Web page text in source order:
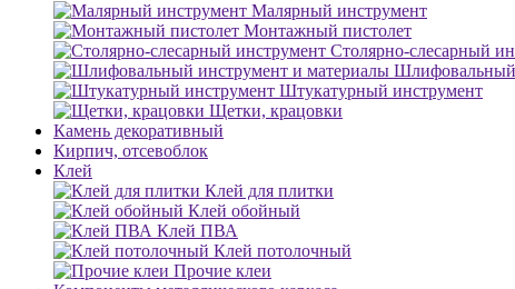
Малярный инструмент
Монтажный пистолет
Столярно-слесарный
Шлифовальный
Штукатурный инструмент
Щетки, крацовки
Камень декоративный
Кирпич, отсевоблок
Клей
Клей для плитки
Клей обойный
Клей ПВА
Клей потолочный
Прочие клеи